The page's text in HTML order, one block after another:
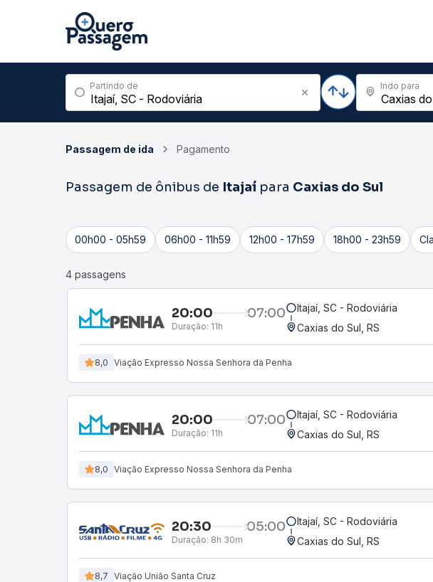
Partindo de Indo para
Passagem de ida Pagamento
Passagem de ônibus de Itajaí para Caxias do Sul
00h00 - 05h59 06h00 - 11h59 12h00 - 17h59 18h00 - 23h59
4 passagens
20:00 07:00
Duração: 11h
Itajaí, SC - Rodoviária
Caxias do Sul, RS
8,0 Viação Expresso Nossa Senhora da Penha
20:00 07:00
Duração: 11h
Itajaí, SC - Rodoviária
Caxias do Sul, RS
8,0 Viação Expresso Nossa Senhora da Penha
20:30 05:00
Duração: 8h 30m
Itajaí, SC - Rodoviária
Caxias do Sul, RS
8,7 Viação União Santa Cruz